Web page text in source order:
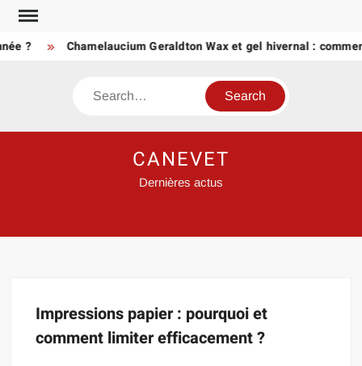
Skip
content
? Chamelaucium Geraldton Wax et gel hivernal :
Search
CANEVET
Dernières actus
Impressions papier : pourquoi et
comment limiter efficacement ?